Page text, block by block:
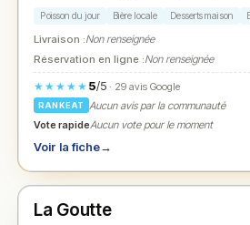
Poisson du jour Bière locale Desserts maison
Livraison :Non renseignée
Réservation en ligne :Non renseignée
★★★★★ 5/5· 29 avis Google
RANKEAT
Aucun avis par la communauté
Vote rapideAucun vote pour le moment
Voir la fiche→
★ N° 2
La Goutte